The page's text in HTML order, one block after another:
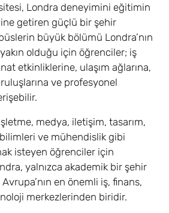
8,10 Eylül £17.600
8,10
6,8 Eylül
8,10
Londra deneyimini eğitimin
getiren güçlü bir şehir
büyük bölümü Londra’nın
olduğu için öğrenciler; iş
etkinliklerine, ulaşım ağlarına,
ve profesyonel
medya, iletişim, tasarım,
ve mühendislik gibi
isteyen öğrenciler için
yalnızca akademik bir şehir
en önemli iş, finans,
merkezlerinden biridir.